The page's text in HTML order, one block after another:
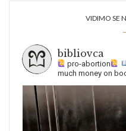
VIDIMO SE
bibliovca
pro-abortion
much money on